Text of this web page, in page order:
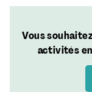
Vous
activités